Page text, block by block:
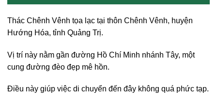
Thác Chênh Vênh tọa lạc tại thôn Chênh Vênh, huyện
Hướng Hóa, tỉnh Quảng Trị.
Vị trí này nằm gần đường Hồ Chí Minh nhánh Tây, một
cung đường đèo đẹp mê hồn.
Điều này giúp việc di chuyển đến đây không quá phức tạp.